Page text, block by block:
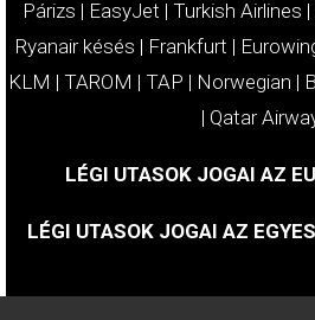
Párizs | EasyJet | Turkish Airlines |
Ryanair késés | Frankfurt |
KLM | TAROM | TAP | Norwegian |
| Qatar
LÉGI UTASOK JOGAI AZ
LÉGI UTASOK JOGAI AZ